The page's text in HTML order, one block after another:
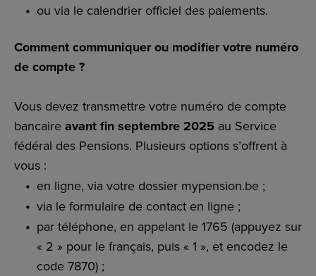
ou via le calendrier officiel des paiements.
Comment communiquer ou modifier votre numéro
de compte ?
Vous devez transmettre votre numéro de compte
bancaireavant fin septembre 2025 au Service
fédéral des Pensions. Plusieurs options s’offrent à
vous :
en ligne, via votre dossier mypension.be ;
via le formulaire de contact en ligne ;
par téléphone, en appelant le 1765 (appuyez sur
« 2 » pour le français, puis « 1 », et encodez le
code 7870) ;